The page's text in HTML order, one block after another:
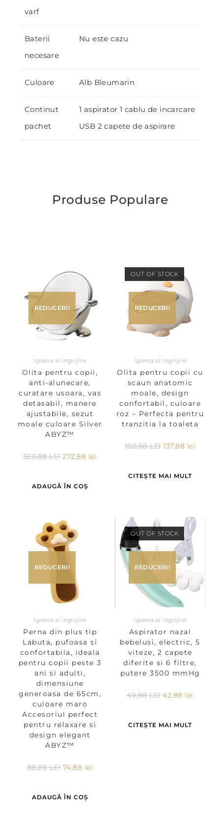
varf
Baterii
necesare
Nu este cazu
Culoare Alb Bleumarin
Continut
pachet
1 aspirator 1 cablu de incarcare
USB 2 capete de aspirare
Produse Populare
REDUCERI!
Igiena si ingrijire
Olita pentru copii,
anti-alunecare,
curatare usoara, vas
detasabil, manere
ajustabile, sezut
moale culoare Silver
ABYZ™
320,88LEI 272,88 lei
ADAUGĂ ÎN COȘ
OUT OF STOCK
REDUCERI!
Igiena si ingrijire
Olita pentru copii cu
scaun anatomic
moale, design
confortabil, culoare
roz – Perfecta pentru
tranzitia la toaleta
160,88LEI 137,88 lei
CITEȘTE MAI MULT
REDUCERI!
Igiena si ingrijire
Perna din plus tip
Labuta, pufoasa si
confortabila, ideala
pentru copii peste 3
ani si adulti,
dimensiune
generoasa de 65cm,
culoare maro
Accesoriul perfect
pentru relaxare si
design elegant
ABYZ™
88,88LEI 74,88 lei
ADAUGĂ ÎN COȘ
OUT OF STOCK
REDUCERI!
Igiena si ingrijire
Aspirator nazal
bebelusi, electric, 5
viteze, 2 capete
diferite si 6 filtre,
putere 3500 mmHg
49,88LEI 42,88 lei
CITEȘTE MAI MULT